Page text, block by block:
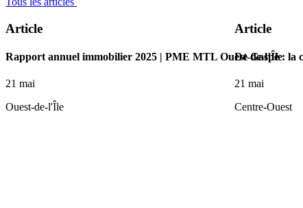
Article
Rapport annuel immobilier 2025 | PME MTL Ouest-de-l’Île
21 mai
Ouest-de-l'Île
Article
De Gaspé : la
21 mai
Centre-Ouest